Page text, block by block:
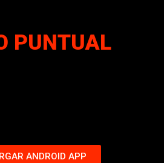
PUNTUAL
ANDROID APP